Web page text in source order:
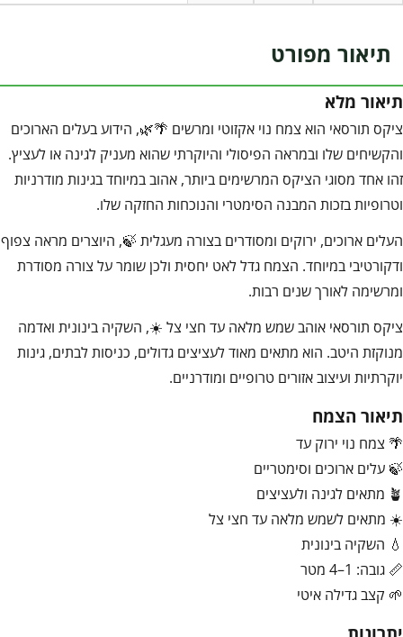
תיאור מפורט
תיאור מלא
ציקס תורסאי הוא צמח נוי אקזוטי ומרשים 🌴🌿, הידוע בעלים הארוכים
והקשיחים שלו ובמראה הפיסולי והיוקרתי שהוא מעניק לגינה או לעציץ.
זהו אחד מסוגי הציקס המרשימים ביותר, אהוב במיוחד בגינות מודרניות
וטרופיות בזכות המבנה הסימטרי והנוכחות החזקה שלו.
העלים ארוכים, ירוקים ומסודרים בצורה מעגלית 🍃, היוצרים מראה צפוף
ודקורטיבי במיוחד. הצמח גדל לאט יחסית ולכן שומר על צורה מסודרת
ומרשימה לאורך שנים רבות.
ציקס תורסאי אוהב שמש מלאה עד חצי צל ☀️, השקיה בינונית ואדמה
מנוקזת היטב. הוא מתאים מאוד לעציצים גדולים, כניסות לבתים, גינות
יוקרתיות ועיצוב אזורים טרופיים ומודרניים.
תיאור הצמח
🌴 צמח נוי ירוק עד
🍃 עלים ארוכים וסימטריים
🪴 מתאים לגינה ולעציצים
☀️ מתאים לשמש מלאה עד חצי צל
💧 השקיה בינונית
📏 גובה: 1–4 מטר
🌱 קצב גדילה איטי